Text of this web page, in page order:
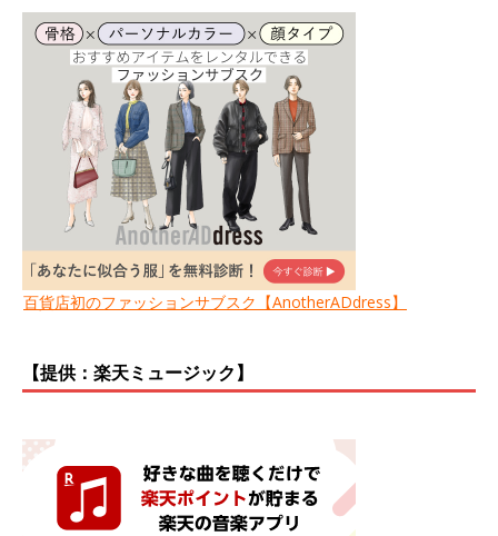
百貨店初のファッションサブスク【AnotherADdress】
【提供：楽天ミュージック】